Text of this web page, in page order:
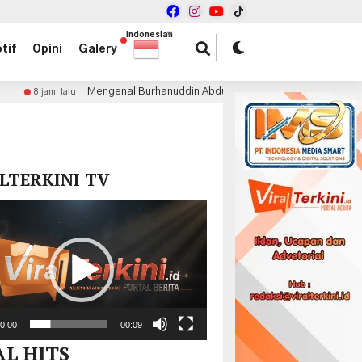
Opini Galery
Indonesian
▼
Burhanuddin Abdullah, Ekonom Brilian di Balik Sejumlah
TV
00:09
HITS